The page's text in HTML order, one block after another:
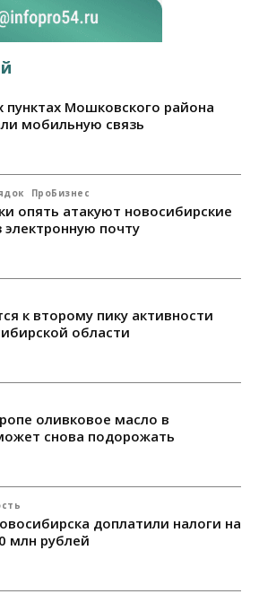
пунктах Мошковского района
мобильную связь
ПроБизнес
опять атакуют новосибирские
почту
к второму пику активности
области
оливковое масло в
снова подорожать
доплатили налоги на
млн рублей